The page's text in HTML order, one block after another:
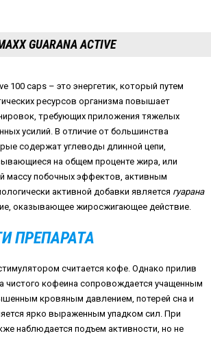
GUARANA ACTIVE
100 caps – это энергетик, который путем
ресурсов организма повышает
требующих приложения тяжелых
усилий. В отличие от большинства
содержат углеводы длинной цепи,
на общем проценте жира, или
побочных эффектов, активным
активной добавки является гуарана
оказывающее жиросжигающее действие.
ПРЕПАРАТА
считается кофе. Однако прилив
чистого кофеина сопровождается учащенным
кровяным давлением, потерей сна и
ярко выраженным упадком сил. При
наблюдается подъем активности, но не